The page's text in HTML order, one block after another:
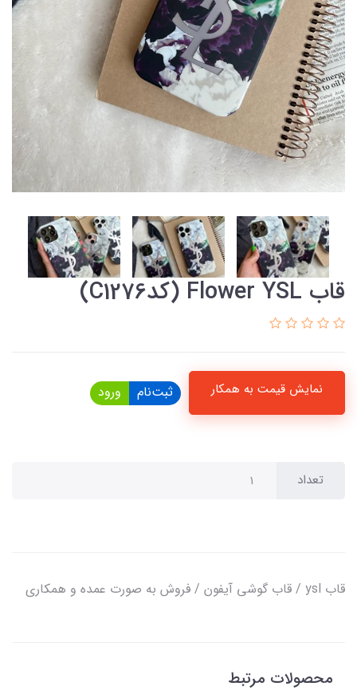
قاب Flower YSL (کدC1276)
نمایش قیمت به همکار ثبت‌نام ورود
تعداد
قاب ysl / قاب گوشی آیفون / فروش به صورت عمده و همکاری
محصولات مرتبط